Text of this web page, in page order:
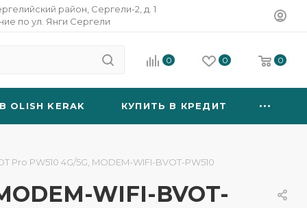
район, Сергели-2, д. 1
по ул. Янги Сергели
0 0 0
OLISH KERAK КУПИТЬ В КРЕДИТ
Pro PW510 4G/5G, MODEM-WIFI-BVOT-PW510
WIFI-BVOT-